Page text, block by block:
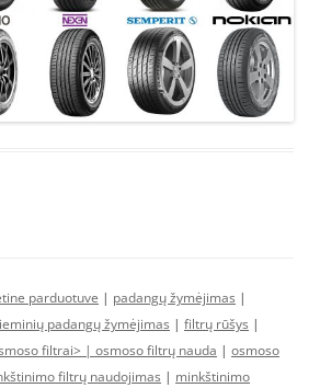
parduotuve | padangų žymėjimas |
padangų žymėjimas | filtrų rūšys |
filtrai> | osmoso filtrų nauda | osmoso
filtrų naudojimas | minkštinimo